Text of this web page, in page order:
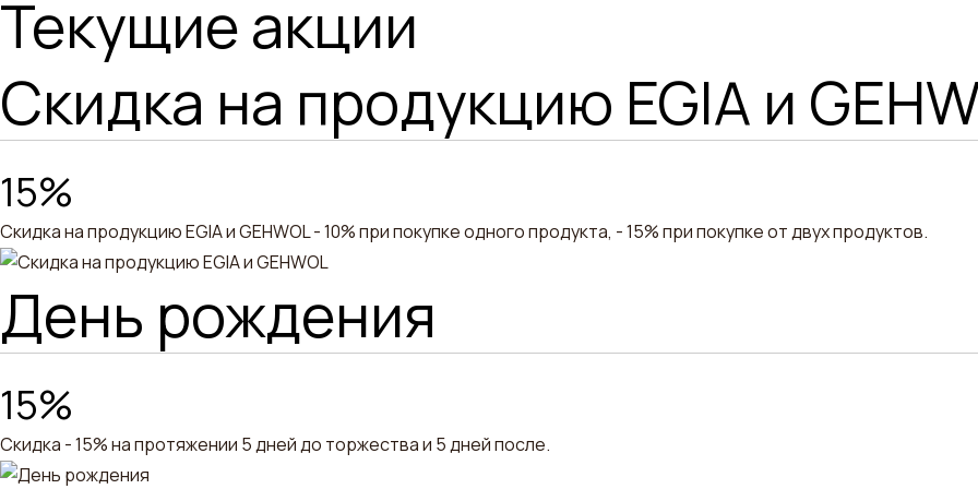
Текущие акции
Скидка на продукцию EGIA и
15%
Скидка на продукцию EGIA и GEHWOL - 10% при покупке одного продукта, - 15% при покупке от двух продуктов.
День рождения
15%
Скидка - 15% на протяжении 5 дней до торжества и 5 дней после.